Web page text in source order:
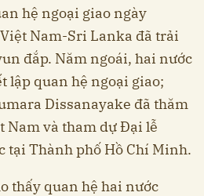
hệ ngoại giao ngày
Nam-Sri Lanka đã trải
đắp. Năm ngoái, hai nước
lập quan hệ ngoại giao;
Dissanayake đã thăm
Nam và tham dự Đại lễ
tại Thành phố Hồ Chí Minh.
thấy quan hệ hai nước